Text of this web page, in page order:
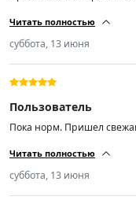
уверенно держала поток
Насколько хватит
т31...
Читать полностью
суббота, 13 июня
Пользователь
Пока норм. Пришел
Читать полностью
суббота, 13 июня